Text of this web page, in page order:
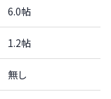
6.0帖
1.2帖
無し